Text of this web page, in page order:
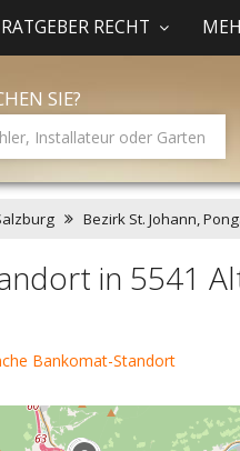
RATGEBER RECHT
SIE?
Bezirk St. Johann,
in 5541
Bankomat-Standort